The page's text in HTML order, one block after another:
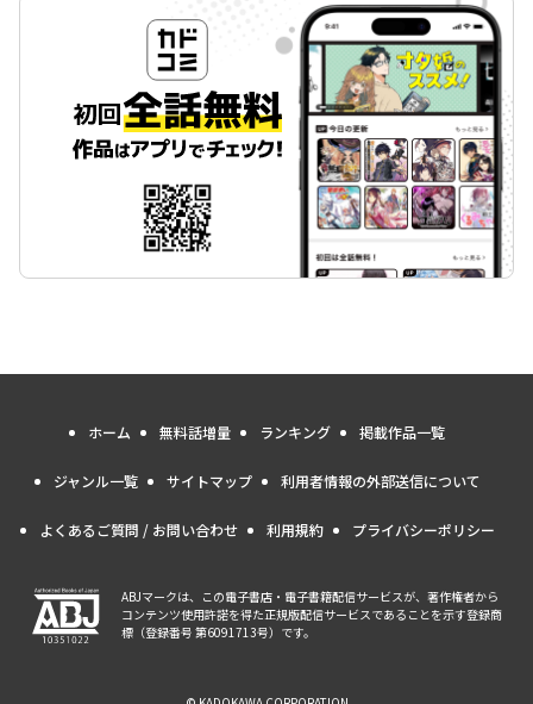
ホーム 無料話増量 ランキング 掲載作品一覧
ジャンル一覧 サイトマップ 利用者情報の外部送信について
よくあるご質問 / お問い合わせ 利用規約 プライバシーポリシー
ABJマークは、この電子書店・電子書籍配信サービスが、著作権者から
コンテンツ使用許諾を得た正規版配信サービスであることを示す登録商
標（登録番号 第6091713号）です。